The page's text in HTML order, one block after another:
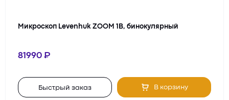
Микроскоп Levenhuk ZOOM 1B, бинокулярный
81990
Быстрый заказ В корзину